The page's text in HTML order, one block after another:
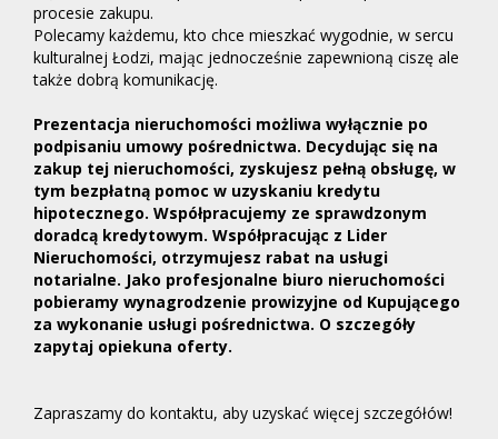
procesie zakupu.
Polecamy każdemu, kto chce mieszkać wygodnie, w sercu
kulturalnej Łodzi, mając jednocześnie zapewnioną ciszę ale
także dobrą komunikację.
Prezentacja nieruchomości możliwa wyłącznie po
podpisaniu umowy pośrednictwa. Decydując się na
zakup tej nieruchomości, zyskujesz pełną obsługę, w
tym bezpłatną pomoc w uzyskaniu kredytu
hipotecznego. Współpracujemy ze sprawdzonym
doradcą kredytowym. Współpracując z Lider
Nieruchomości, otrzymujesz rabat na usługi
notarialne. Jako profesjonalne biuro nieruchomości
pobieramy wynagrodzenie prowizyjne od Kupującego
za wykonanie usługi pośrednictwa. O szczegóły
zapytaj opiekuna oferty.
Zapraszamy do kontaktu, aby uzyskać więcej szczegółów!